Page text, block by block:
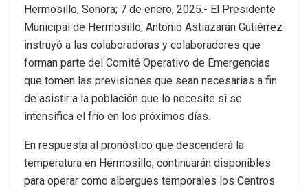
Hermosillo, Sonora; 7 de enero, 2025.- El Presidente
Municipal de Hermosillo, Antonio Astiazarán Gutiérrez
instruyó a las colaboradoras y colaboradores que
forman parte del Comité Operativo de Emergencias
que tomen las previsiones que sean necesarias a fin
de asistir a la población que lo necesite si se
intensifica el frío en los próximos días.
En respuesta al pronóstico que descenderá la
temperatura en Hermosillo, continuarán disponibles
para operar como albergues temporales los Centros